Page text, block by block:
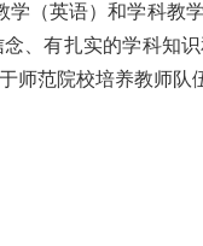
学（英语）和学科教
、有扎实的学科知
师范院校培养教师队